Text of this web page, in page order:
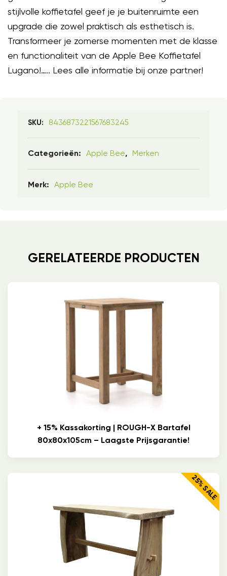
stijlvolle koffietafel geef je je buitenruimte een
upgrade die zowel praktisch als esthetisch is.
Transformeer je zomerse momenten met de klasse
en functionaliteit van de Apple Bee Koffietafel
Lugano!….. Lees alle informatie bij onze partner!
SKU: 8436873221567683245
Categorieën: Apple Bee, Merken
Merk: Apple Bee
GERELATEERDE PRODUCTEN
+ 15% Kassakorting | ROUGH-X Bartafel
80x80x105cm – Laagste Prijsgarantie!
25% SALE